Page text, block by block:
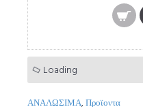
Loading
ΑΝΑΛΩΣΙΜΑ,Προϊοντα